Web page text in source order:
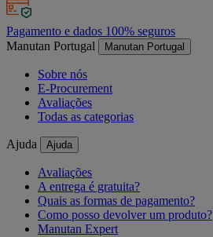
Pagamento e dados 100% seguros
Manutan Portugal
Manutan Portugal
Sobre nós
E-Procurement
Avaliações
Todas as categorias
Ajuda Ajuda
Avaliações
A entrega é gratuita?
Quais as formas de pagamento?
Como posso devolver um produto?
Manutan Expert